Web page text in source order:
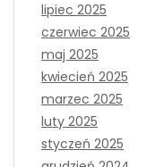
lipiec 2025
czerwiec 2025
maj 2025
kwiecień 2025
marzec 2025
luty 2025
styczeń 2025